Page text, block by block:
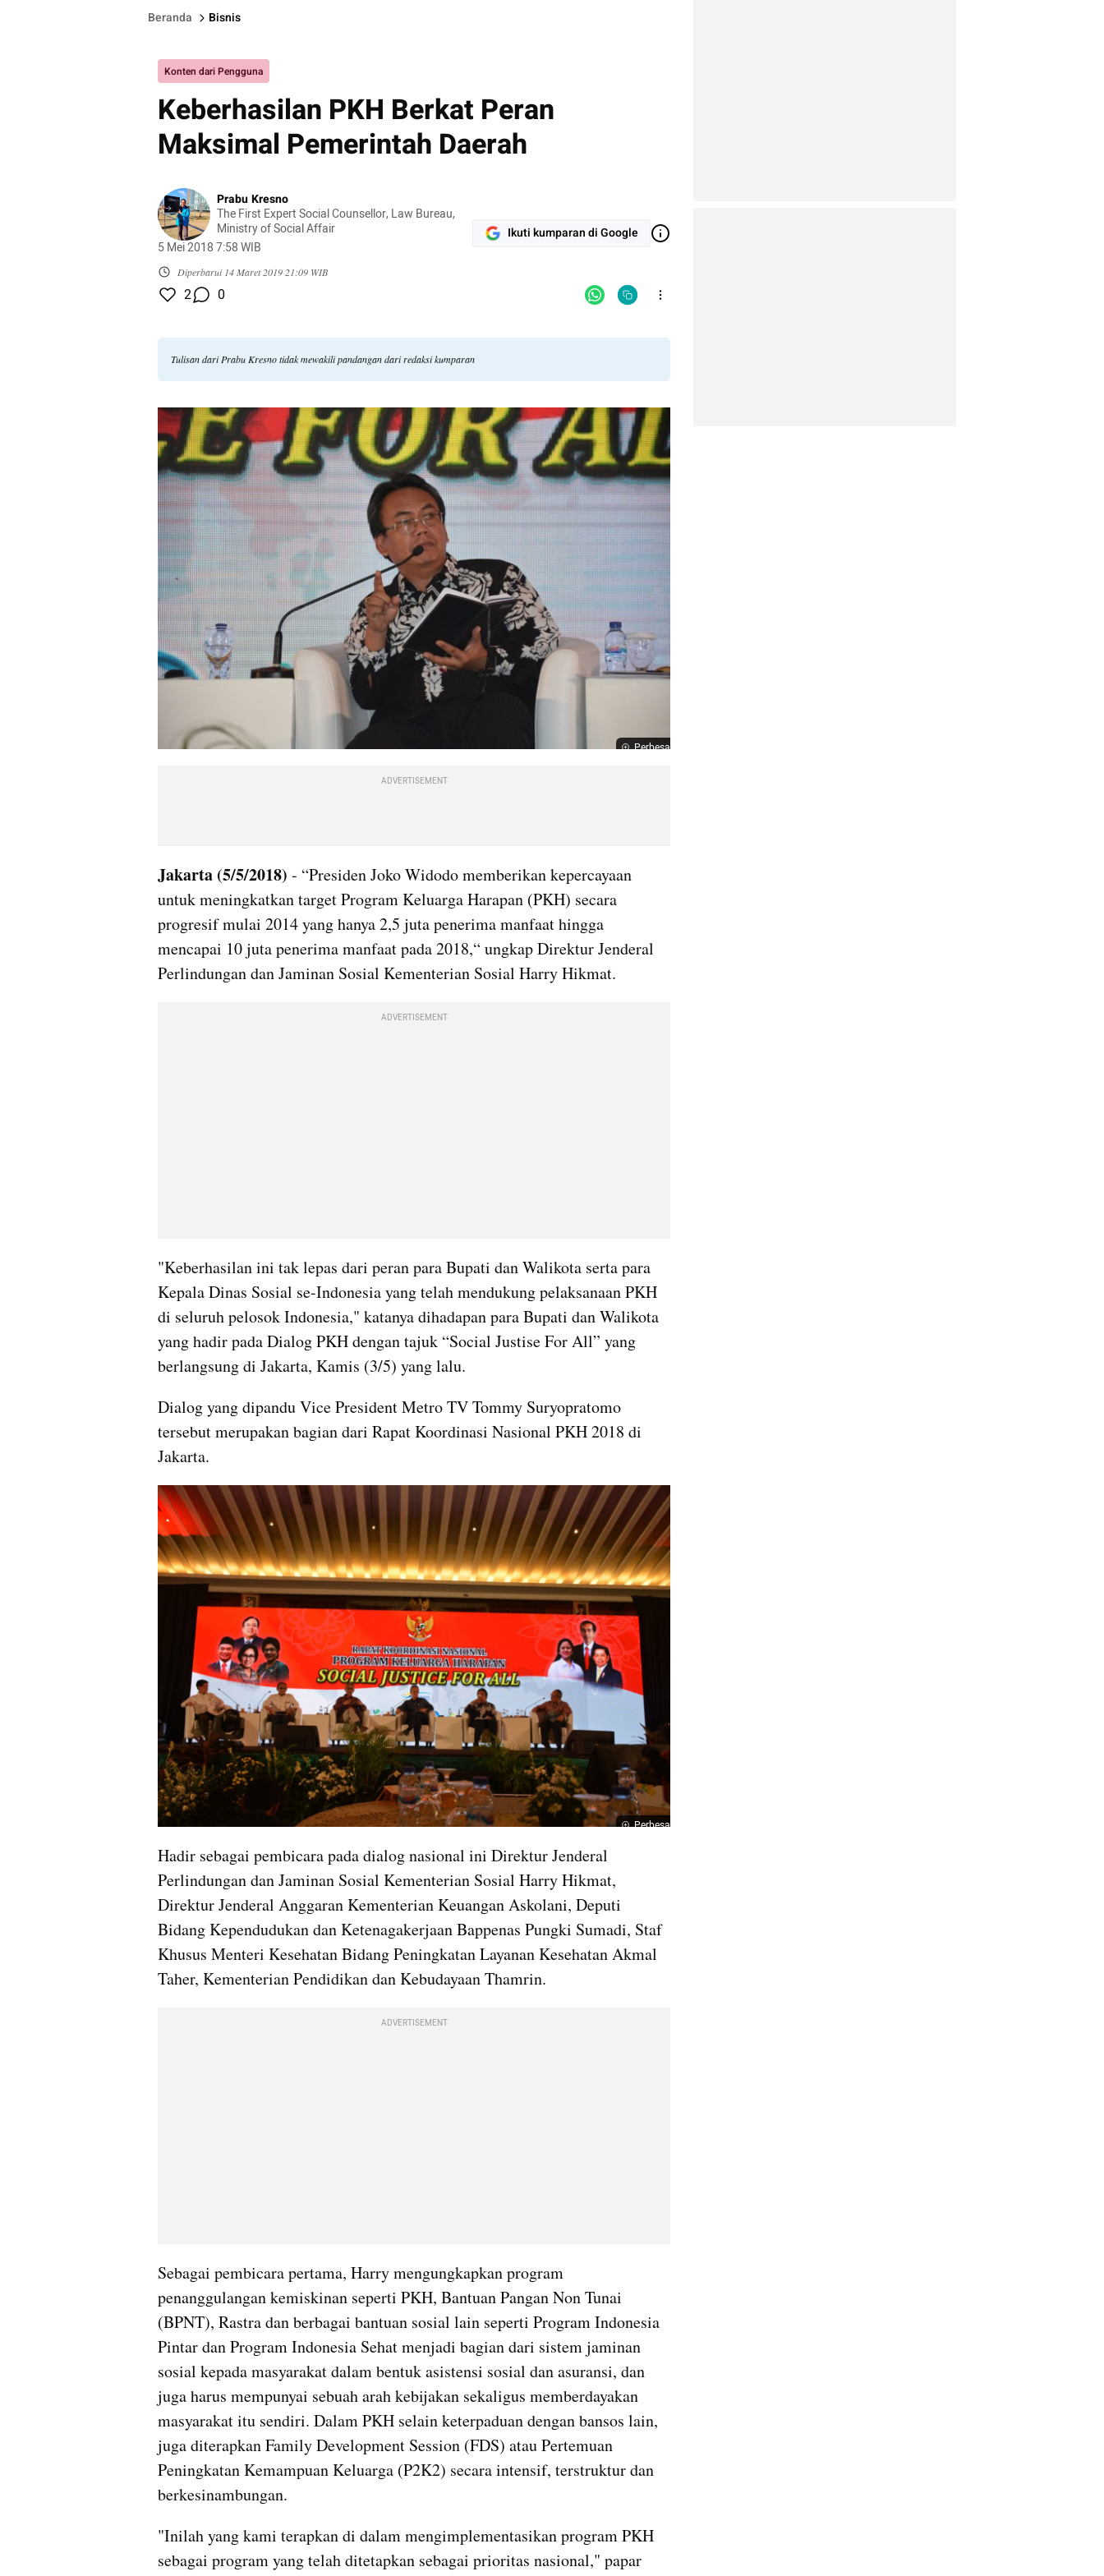
Beranda Bisnis
Konten dari Pengguna
Keberhasilan PKH Berkat Peran
Maksimal Pemerintah Daerah
Prabu Kresno
The First Expert Social Counsellor, Law Bureau,
Ministry of Social Affair
5 Mei 2018 7:58 WIB
Diperbarui 14 Maret 2019 21:09 WIB
Ikuti kumparan di Google
2 0
Tulisan dari Prabu Kresno tidak mewakili pandangan dari redaksi kumparan
Perbesar
ADVERTISEMENT
Jakarta (5/5/2018) - “Presiden Joko Widodo memberikan kepercayaan
untuk meningkatkan target Program Keluarga Harapan (PKH) secara
progresif mulai 2014 yang hanya 2,5 juta penerima manfaat hingga
mencapai 10 juta penerima manfaat pada 2018,“ ungkap Direktur Jenderal
Perlindungan dan Jaminan Sosial Kementerian Sosial Harry Hikmat.
ADVERTISEMENT
"Keberhasilan ini tak lepas dari peran para Bupati dan Walikota serta para
Kepala Dinas Sosial se-Indonesia yang telah mendukung pelaksanaan PKH
di seluruh pelosok Indonesia," katanya dihadapan para Bupati dan Walikota
yang hadir pada Dialog PKH dengan tajuk “Social Justise For All” yang
berlangsung di Jakarta, Kamis (3/5) yang lalu.
Dialog yang dipandu Vice President Metro TV Tommy Suryopratomo
tersebut merupakan bagian dari Rapat Koordinasi Nasional PKH 2018 di
Jakarta.
Perbesar
Hadir sebagai pembicara pada dialog nasional ini Direktur Jenderal
Perlindungan dan Jaminan Sosial Kementerian Sosial Harry Hikmat,
Direktur Jenderal Anggaran Kementerian Keuangan Askolani, Deputi
Bidang Kependudukan dan Ketenagakerjaan Bappenas Pungki Sumadi, Staf
Khusus Menteri Kesehatan Bidang Peningkatan Layanan Kesehatan Akmal
Taher, Kementerian Pendidikan dan Kebudayaan Thamrin.
ADVERTISEMENT
Sebagai pembicara pertama, Harry mengungkapkan program
penanggulangan kemiskinan seperti PKH, Bantuan Pangan Non Tunai
(BPNT), Rastra dan berbagai bantuan sosial lain seperti Program Indonesia
Pintar dan Program Indonesia Sehat menjadi bagian dari sistem jaminan
sosial kepada masyarakat dalam bentuk asistensi sosial dan asuransi, dan
juga harus mempunyai sebuah arah kebijakan sekaligus memberdayakan
masyarakat itu sendiri. Dalam PKH selain keterpaduan dengan bansos lain,
juga diterapkan Family Development Session (FDS) atau Pertemuan
Peningkatan Kemampuan Keluarga (P2K2) secara intensif, terstruktur dan
berkesinambungan.
"Inilah yang kami terapkan di dalam mengimplementasikan program PKH
sebagai program yang telah ditetapkan sebagai prioritas nasional," papar